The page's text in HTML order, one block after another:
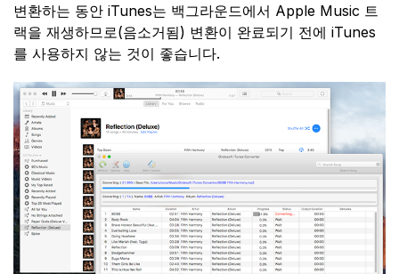
변환하는 동안 iTunes는 백그라운드에서 Apple Music 트
랙을 재생하므로(음소거됨) 변환이 완료되기 전에 iTunes
를 사용하지 않는 것이 좋습니다.